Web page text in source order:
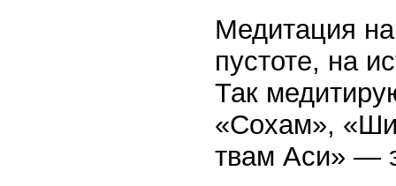
Медитация
пустоте, на
Так
«Сохам»,
твам Аси» —